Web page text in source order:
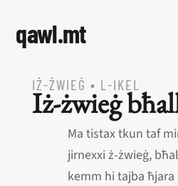
qawl.mt
IŻ‑ŻWIEĠ • L‑IKEL
Iż‑żwieġ
Ma tistax tkun taf
jirnexxi ż‑żwieġ,
kemm hi tajba